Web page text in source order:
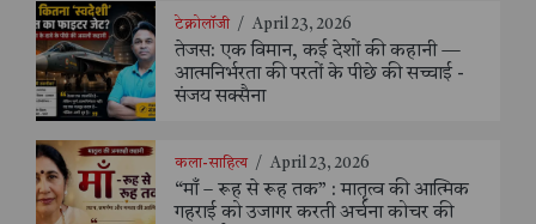
टेक्नोलॉजी / April 23, 2026
तेजस: एक विमान, कई देशों की कहानी —
आत्मनिर्भरता की परतों के पीछे की सच्चाई -
संजय सक्सैना
कला-साहित्य / April 23, 2026
“माँ – रूह से रूह तक” : मातृत्व की आत्मिक
गहराई को उजागर करती अर्चना कोचर की